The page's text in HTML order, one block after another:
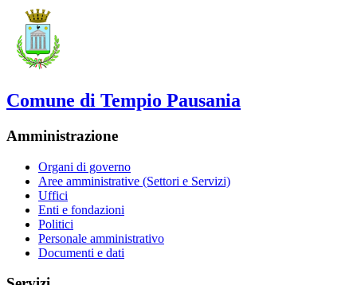
Comune di Tempio Pausania
Amministrazione
Organi di governo
Aree amministrative (Settori e Servizi)
Uffici
Enti e fondazioni
Politici
Personale amministrativo
Documenti e dati